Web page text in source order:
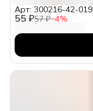
55 ₽57 ₽−4%
Арт: 300216-42-019